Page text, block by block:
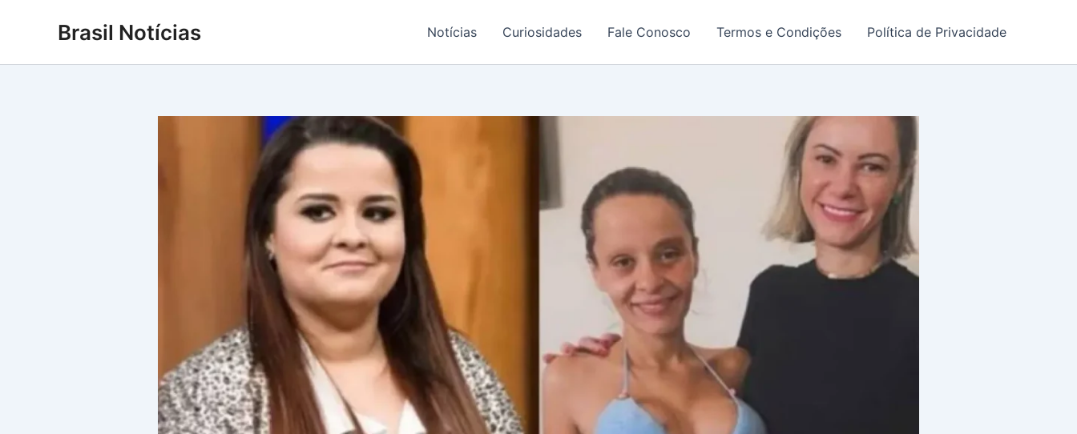
Brasil Notícias Notícias Curiosidades Fale Conosco Termos e Condições Política de Privacidade